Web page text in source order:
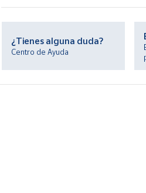
¿Tienes alguna duda?
Centro de Ayuda